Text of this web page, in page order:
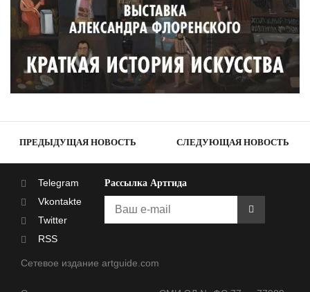
ПРЕДЫДУЩАЯ НОВОСТЬ СЛЕДУЮЩАЯ НОВОСТЬ
Telegram
Vkontakte
Twitter
RSS
Рассылка Артгида
Сетевое издание artguide.com